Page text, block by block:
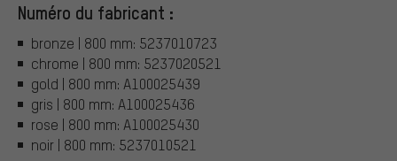
Numéro du fabricant :
bronze | 800 mm: 5237010723
chrome | 800 mm: 5237020521
gold | 800 mm: A100025439
gris | 800 mm: A100025436
rose | 800 mm: A100025430
noir | 800 mm: 5237010521